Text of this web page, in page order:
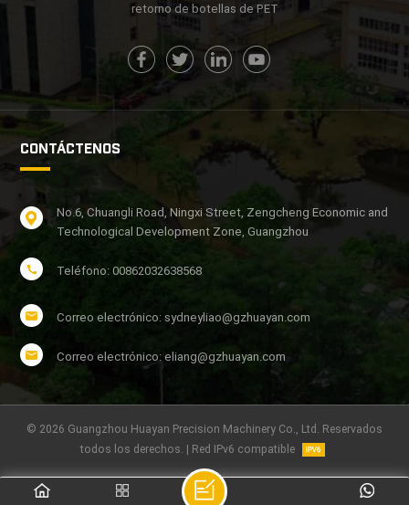
retorno de botellas de PET
CONTÁCTENOS
No.6, Chuangli Road, Ningxi Street, Zengcheng Economic and
Technological Development Zone, Guangzhou
Teléfono: 00862032638568
Correo electrónico: sydneyliao@gzhuayan.com
Correo electrónico: eliang@gzhuayan.com
© 2026 Guangzhou Huayan Precision Machinery Co., Ltd. Reservados
todos los derechos. | Red IPv6 compatible